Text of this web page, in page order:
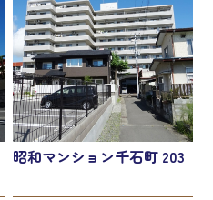
昭和マンション千石町 203